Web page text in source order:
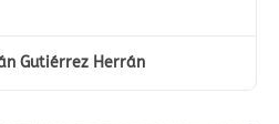
Gutiérrez Herrán